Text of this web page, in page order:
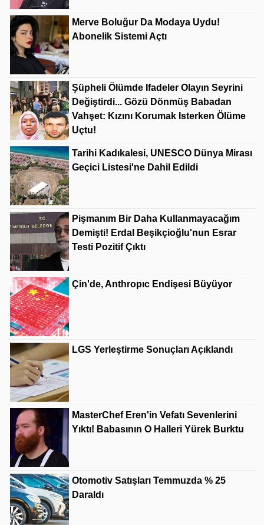
Merve Boluğur Da Modaya Uydu!
Abonelik Sistemi Açtı
Şüpheli Ölümde Ifadeler Olayın Seyrini
Değiştirdi... Gözü Dönmüş Babadan
Vahşet: Kızını Korumak Isterken Ölüme
Uçtu!
Tarihi Kadıkalesi, UNESCO Dünya Mirası
Geçici Listesi'ne Dahil Edildi
Pişmanım Bir Daha Kullanmayacağım
Demişti! Erdal Beşikçioğlu'nun Esrar
Testi Pozitif Çıktı
Çin'de, Anthropıc Endişesi Büyüyor
LGS Yerleştirme Sonuçları Açıklandı
MasterChef Eren'in Vefatı Sevenlerini
Yıktı! Babasının O Halleri Yürek Burktu
Otomotiv Satışları Temmuzda % 25
Daraldı